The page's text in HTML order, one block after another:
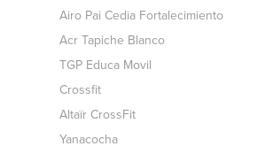
Airo Pai Cedia Fortalecimiento
Acr Tapiche Blanco
TGP Educa Movil
Crossfit
Altaïr CrossFit
Yanacocha